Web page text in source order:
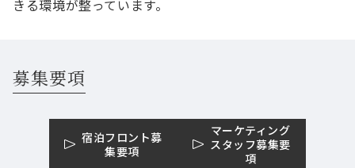
きる環境が整っています。
募集要項
宿泊フロント募
集要項
マーケティング
スタッフ募集要
項